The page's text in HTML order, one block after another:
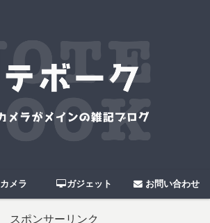
カメラ ガジェット お問い合わせ
スポンサーリンク